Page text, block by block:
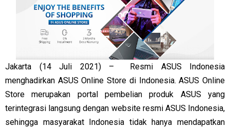
Jakarta (14 Juli 2021) – Resmi ASUS Indonesia
menghadirkan ASUS Online Store di Indonesia. ASUS Online
Store merupakan portal pembelian produk ASUS yang
terintegrasi langsung dengan website resmi ASUS Indonesia,
sehingga masyarakat Indonesia tidak hanya mendapatkan